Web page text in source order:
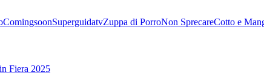
ComingsoonSuperguidatvZuppa di PorroNon SprecareCotto e
Fiera 2025